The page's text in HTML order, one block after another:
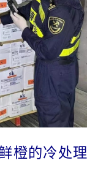
橙的冷处理